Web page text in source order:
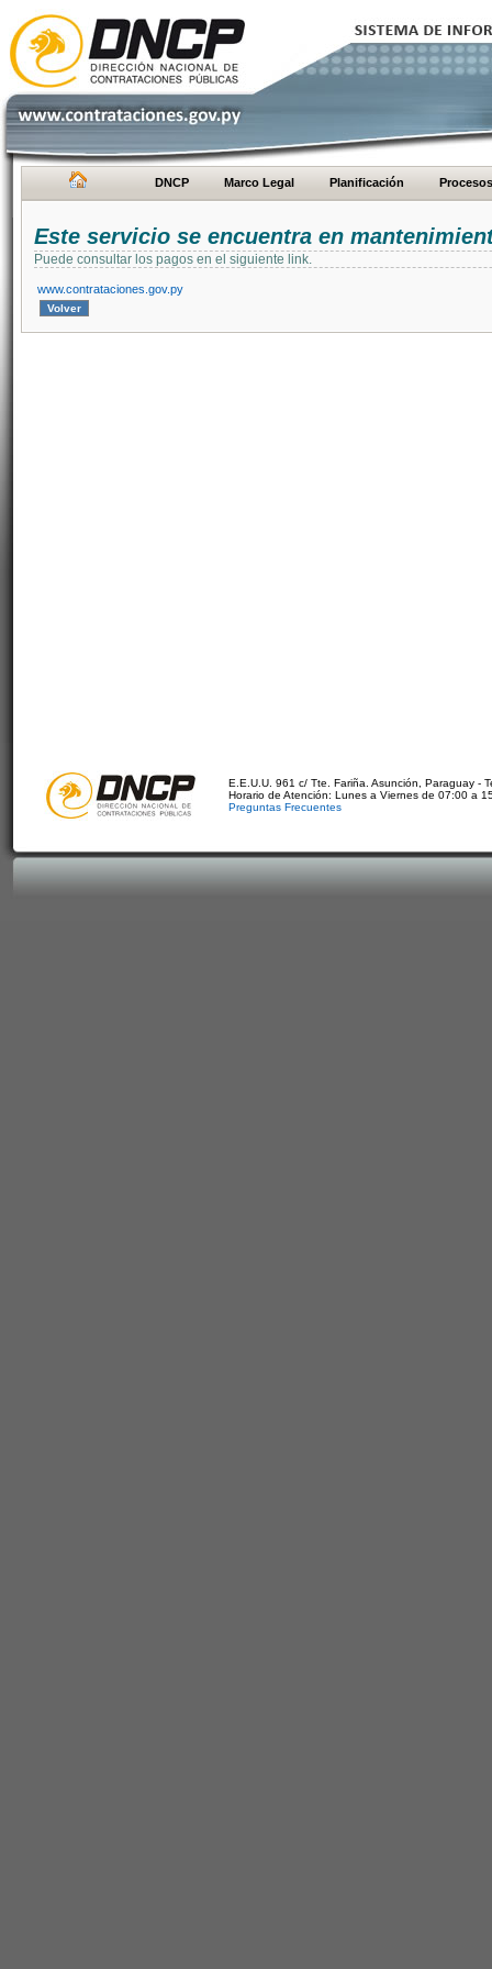
DNCP Marco Legal Planificación Procesos
Este servicio se encuentra en
Puede consultar los pagos en el siguiente link.
www.contrataciones.gov.py
E.E.U.U. 961 c/ Tte. Fariña. Asunción, Paraguay -
Horario de Atención: Lunes a Viernes de 07:00 a
Preguntas Frecuentes